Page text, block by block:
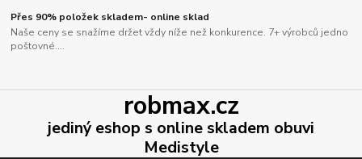
Přes 90% položek skladem- online sklad
Naše ceny se snažíme držet vždy níže než konkurence. 7+ výrobců jedno
poštovné....
robmax.cz
jediný eshop s online skladem obuvi
Medistyle